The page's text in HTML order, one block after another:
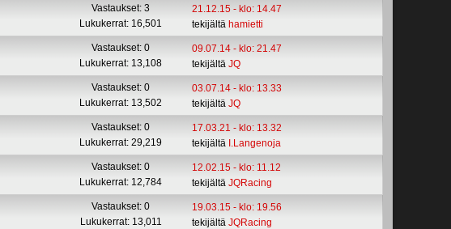
Vastaukset: 3
Lukukerrat: 16,501
21.12.15 - klo: 14.47
tekijältä hamietti
Vastaukset: 0
Lukukerrat: 13,108
09.07.14 - klo: 21.47
tekijältäJQ
Vastaukset: 0
Lukukerrat: 13,502
03.07.14 - klo: 13.33
tekijältäJQ
Vastaukset: 0
Lukukerrat: 29,219
17.03.21 - klo: 13.32
tekijältä I.Langenoja
Vastaukset: 0
Lukukerrat: 12,784
12.02.15 - klo: 11.12
tekijältäJQRacing
Vastaukset: 0
Lukukerrat: 13,011
19.03.15 - klo: 19.56
tekijältäJQRacing